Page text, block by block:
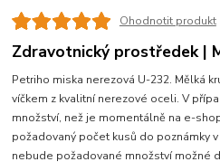
Ohodnotit produkt
Zdravotnický prostředek |
Petriho miska nerezová U-232. Mělká
víčkem z kvalitní nerezové oceli. V
množství, než je momentálně na e-
požadovaný počet kusů do poznámky
nebude požadované množství možné